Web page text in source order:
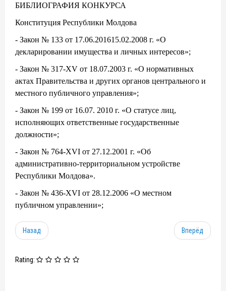
БИБЛИОГРАФИЯ КОНКУРСА
Конституция Республики Молдова
- Закон № 133 от 17.06.201615.02.2008 г. «О
декларировании имущества и личных интересов»;
- Закон № 317-XV от 18.07.2003 г. «О нормативных
актах Правительства и других органов центрального и
местного публичного управления»;
- Закон № 199 от 16.07. 2010 г. «О статусе лиц,
исполняющих ответственные государственные
должности»;
- Закон № 764-XVI от 27.12.2001 г. «Об
административно-территориальном устройстве
Республики Молдова».
- Закон № 436-XVI от 28.12.2006 «О местном
публичном управлении»;
Назад Вперёд
Rating: